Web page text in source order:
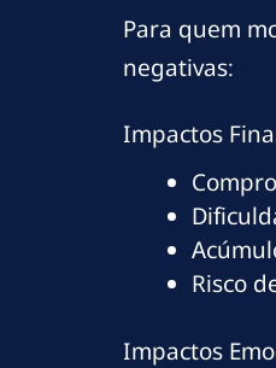
Para quem
negativas:
Impactos
Risco
Impactos